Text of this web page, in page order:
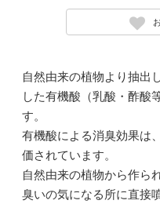
自然由来の植物より抽出
した有機酸（乳酸・酢酸
す。
有機酸による消臭効果は
価されています。
自然由来の植物から作ら
臭いの気になる所に直接